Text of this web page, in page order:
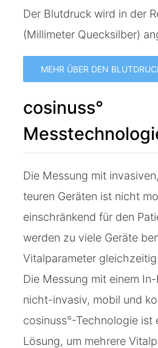
Der Blutdruck wird in der
(Millimeter Quecksilber)
MEHR ÜBER DEN
cosinuss°
Die Messung mit
teuren Geräten ist nicht
einschränkend für den
werden zu viele Geräte
Vitalparameter
Die Messung mit einem
nicht-invasiv, mobil und
cosinuss°-Technologie ist
Lösung, um mehrere